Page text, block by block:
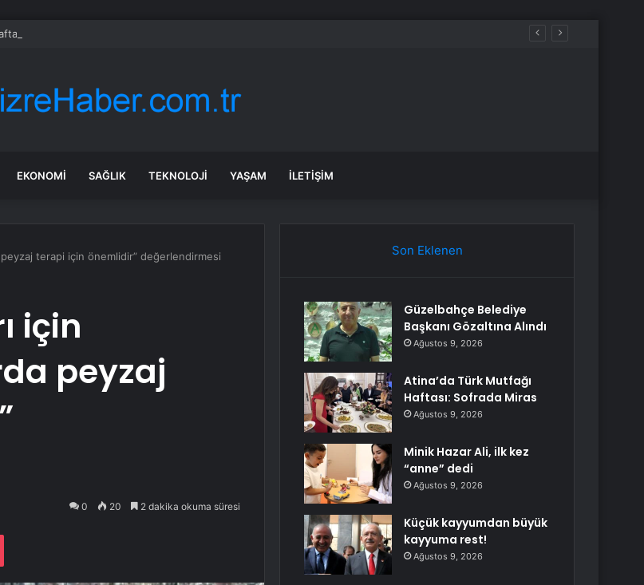
Sofrada Miras
EKONOMI SAĞLIK TEKNOLOJI YAŞAM İLETIŞIM
peyzaj terapi için önemlidir” değerlendirmesi
için
peyzaj
0 20 2 dakika okuma süresi
Pocket
Son Eklenen
Güzelbahçe Belediye
Başkanı Gözaltına Alındı
Ağustos 9, 2026
Atina’da Türk Mutfağı
Haftası: Sofrada Miras
Ağustos 9, 2026
Minik Hazar Ali, ilk kez
“anne” dedi
Ağustos 9, 2026
Küçük kayyumdan büyük
kayyuma rest!
Ağustos 9, 2026